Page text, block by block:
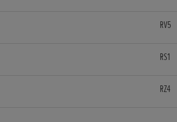
RV5
RS1
RZ4